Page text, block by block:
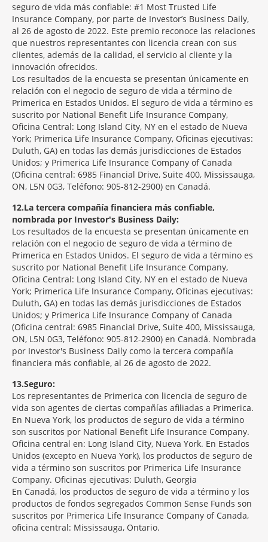
seguro de vida más confiable: #1 Most Trusted Life
Insurance Company, por parte de Investor’s Business Daily,
al 26 de agosto de 2022. Este premio reconoce las relaciones
que nuestros representantes con licencia crean con sus
clientes, además de la calidad, el servicio al cliente y la
innovación ofrecidos.
Los resultados de la encuesta se presentan únicamente en
relación con el negocio de seguro de vida a término de
Primerica en Estados Unidos. El seguro de vida a término es
suscrito por National Benefit Life Insurance Company,
Oficina Central: Long Island City, NY en el estado de Nueva
York; Primerica Life Insurance Company, Oficinas ejecutivas:
Duluth, GA) en todas las demás jurisdicciones de Estados
Unidos; y Primerica Life Insurance Company of Canada
(Oficina central: 6985 Financial Drive, Suite 400, Mississauga,
ON, L5N 0G3, Teléfono: 905-812-2900) en Canadá.
12 La tercera compañía financiera más confiable,
nombrada por Investor's Business Daily:
Los resultados de la encuesta se presentan únicamente en
relación con el negocio de seguro de vida a término de
Primerica en Estados Unidos. El seguro de vida a término es
suscrito por National Benefit Life Insurance Company,
Oficina Central: Long Island City, NY en el estado de Nueva
York; Primerica Life Insurance Company, Oficinas ejecutivas:
Duluth, GA) en todas las demás jurisdicciones de Estados
Unidos; y Primerica Life Insurance Company of Canada
(Oficina central: 6985 Financial Drive, Suite 400, Mississauga,
ON, L5N 0G3, Teléfono: 905-812-2900) en Canadá. Nombrada
por Investor's Business Daily como la tercera compañía
financiera más confiable, al 26 de agosto de 2022.
13 Seguro:
Los representantes de Primerica con licencia de seguro de
vida son agentes de ciertas compañías afiliadas a Primerica.
En Nueva York, los productos de seguro de vida a término
son suscritos por National Benefit Life Insurance Company.
Oficina central en: Long Island City, Nueva York. En Estados
Unidos (excepto en Nueva York), los productos de seguro de
vida a término son suscritos por Primerica Life Insurance
Company. Oficinas ejecutivas: Duluth, Georgia
En Canadá, los productos de seguro de vida a término y los
productos de fondos segregados Common Sense Funds son
suscritos por Primerica Life Insurance Company of Canada,
oficina central: Mississauga, Ontario.